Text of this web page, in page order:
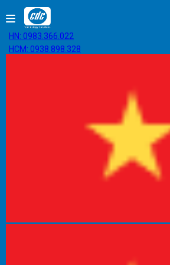
HN: 0983.366.022
HCM: 0938.898.328